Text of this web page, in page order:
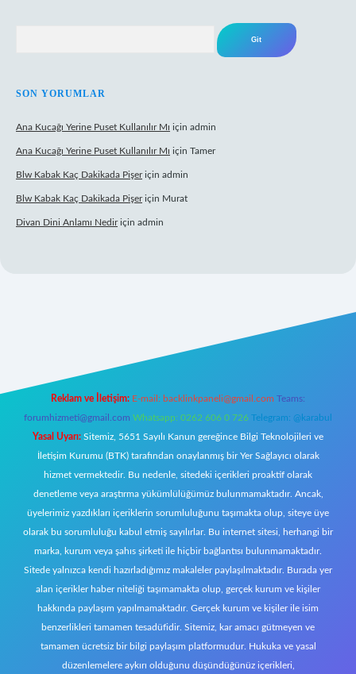
SON YORUMLAR
Ana Kucağı Yerine Puset Kullanılır Mı için admin
Ana Kucağı Yerine Puset Kullanılır Mı için Tamer
Blw Kabak Kaç Dakikada Pişeriçin admin
Blw Kabak Kaç Dakikada Pişeriçin Murat
Divan Dini Anlamı Nediriçin admin
Reklam ve İletişim: E-mail: backlinkpaneli@gmail.com Teams:
forumhizmeti@gmail.com Whatsapp: 0262 606 0 726 Telegram: @karabul
Yasal Uyarı: Sitemiz, 5651 Sayılı Kanun gereğince Bilgi Teknolojileri ve
İletişim Kurumu (BTK) tarafından onaylanmış bir Yer Sağlayıcı olarak
hizmet vermektedir. Bu nedenle, sitedeki içerikleri proaktif olarak
denetleme veya araştırma yükümlülüğümüz bulunmamaktadır. Ancak,
üyelerimiz yazdıkları içeriklerin sorumluluğunu taşımakta olup, siteye üye
olarak bu sorumluluğu kabul etmiş sayılırlar. Bu internet sitesi, herhangi bir
marka, kurum veya şahıs şirketi ile hiçbir bağlantısı bulunmamaktadır.
Sitede yalnızca kendi hazırladığımız makaleler paylaşılmaktadır. Burada yer
alan içerikler haber niteliği taşımamakta olup, gerçek kurum ve kişiler
hakkında paylaşım yapılmamaktadır. Gerçek kurum ve kişiler ile isim
benzerlikleri tamamen tesadüfidir. Sitemiz, kar amacı gütmeyen ve
tamamen ücretsiz bir bilgi paylaşım platformudur. Hukuka ve yasal
düzenlemelere aykırı olduğunu düşündüğünüz içerikleri,